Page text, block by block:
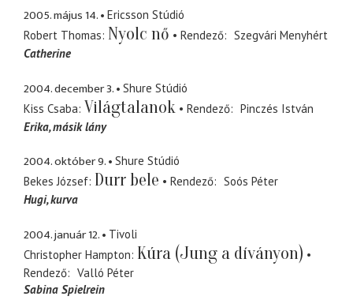
2005. május 14.
Ericsson Stúdió
Robert Thomas Nyolc nő Rendező
Szegvári Menyhért
Catherine
2004. december 3.
Shure Stúdió
Kiss Csaba Világtalanok Rendező
Pinczés István
Erika másik lány
2004. október 9.
Shure Stúdió
Bekes József Durr bele Rendező
Soós Péter
Hugi kurva
2004. január 12.
Tivoli
Christopher Hampton Kúra (Jung a díványon)
Rendező
Valló Péter
Sabina Spielrein